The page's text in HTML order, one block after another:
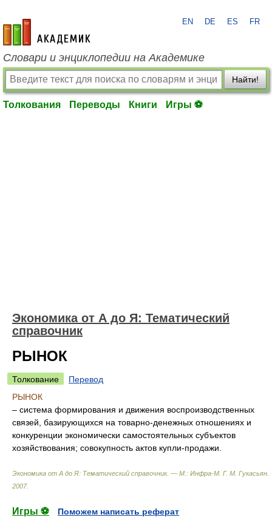
academic.ru
EN DE ES FR
Словари и энциклопедии на Академике
Найти!
Толкования Переводы Книги Игры ⚽
Экономика от А до Я: Тематический
справочник
РЫНОК
Толкование
Перевод
РЫНОК
– система формирования и движения воспроизводственных
связей, базирующихся на товарно-денежных отношениях и
конкуренции экономически самостоятельных субъектов
хозяйствования; совокупность актов купли-продажи.
Экономика от А до Я: Тематический справочник. — М.: Инфра-М Г. М. Гукасьян
2007.
Игры ⚽
Поможем написать реферат